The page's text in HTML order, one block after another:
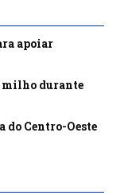
apoiar
milho durante
do Centro-Oeste